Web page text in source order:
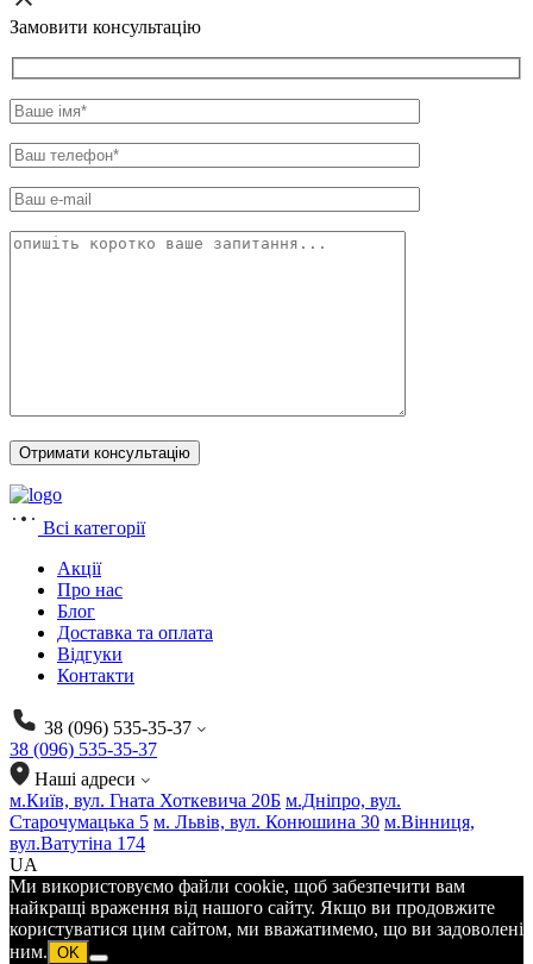
Замовити консультацію
Всі категорії
Акції
Про нас
Блог
Доставка та оплата
Відгуки
Контакти
38 (096) 535-35-37
38 (096) 535-35-37
Наші адреси
м.Київ, вул. Гната Хоткевича 20Б м.Дніпро, вул.
Старочумацька 5 м. Львів, вул. Конюшина 30 м.Вінниця,
вул.Ватутіна 174
UA
Ми використовуємо файли cookie, щоб забезпечити вам
найкращі враження від нашого сайту. Якщо ви продовжите
користуватися цим сайтом, ми вважатимемо, що ви задоволені
ним. OK